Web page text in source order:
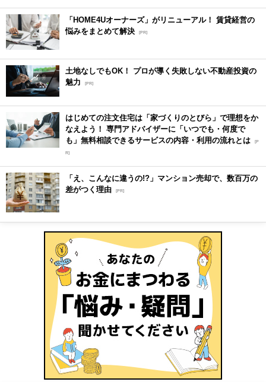
「HOME4Uオーナーズ」がリニューアル！ 賃貸経営の
悩みをまとめて解決 [PR]
土地なしでもOK！ プロが導く失敗しない不動産投資の
魅力
[PR]
はじめての注文住宅は「家づくりのとびら」で理想をか
なえよう！ 専門アドバイザーに「いつでも・何度で
も」無料相談できるサービスの内容・利用の流れとは [P
R]
「え、こんなに違うの!?」マンション売却で、数百万の
差がつく理由 [PR]